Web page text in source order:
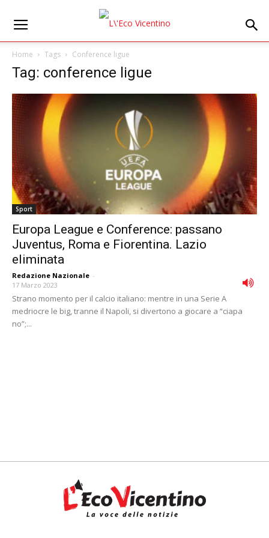
Home Tags Conference ligue
Tag: conference ligue
Sport
Europa League e Conference: passano
Juventus, Roma e Fiorentina. Lazio
eliminata
Redazione Nazionale -
17 Marzo 2023
Strano momento per il calcio italiano: mentre in una Serie A
medriocre le big, tranne il Napoli, si divertono a giocare a “ciapa
no”;...